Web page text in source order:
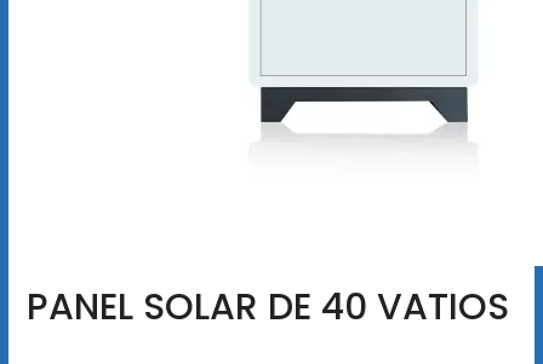
PANEL SOLAR DE 40 VATIOS